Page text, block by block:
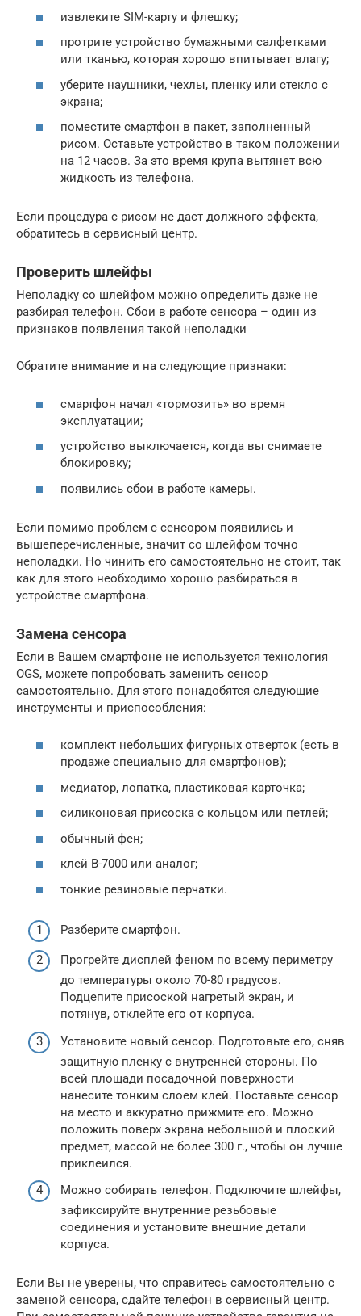
извлеките SIM-карту и флешку;
протрите устройство бумажными салфетками
или тканью, которая хорошо впитывает влагу;
уберите наушники, чехлы, пленку или стекло с
экрана;
поместите смартфон в пакет, заполненный
рисом. Оставьте устройство в таком положении
на 12 часов. За это время крупа вытянет всю
жидкость из телефона.
Если процедура с рисом не даст должного эффекта,
обратитесь в сервисный центр.
Проверить шлейфы
Неполадку со шлейфом можно определить даже не
разбирая телефон. Сбои в работе сенсора – один из
признаков появления такой неполадки
Обратите внимание и на следующие признаки:
смартфон начал «тормозить» во время
эксплуатации;
устройство выключается, когда вы снимаете
блокировку;
появились сбои в работе камеры.
Если помимо проблем с сенсором появились и
вышеперечисленные, значит со шлейфом точно
неполадки. Но чинить его самостоятельно не стоит, так
как для этого необходимо хорошо разбираться в
устройстве смартфона.
Замена сенсора
Если в Вашем смартфоне не используется технология
OGS, можете попробовать заменить сенсор
самостоятельно. Для этого понадобятся следующие
инструменты и приспособления:
комплект небольших фигурных отверток (есть в
продаже специально для смартфонов);
медиатор, лопатка, пластиковая карточка;
силиконовая присоска с кольцом или петлей;
обычный фен;
клей B-7000 или аналог;
тонкие резиновые перчатки.
Разберите смартфон.
Прогрейте дисплей феном по всему периметру
до температуры около 70-80 градусов.
Подцепите присоской нагретый экран, и
потянув, отклейте его от корпуса.
Установите новый сенсор. Подготовьте его, сняв
защитную пленку с внутренней стороны. По
всей площади посадочной поверхности
нанесите тонким слоем клей. Поставьте сенсор
на место и аккуратно прижмите его. Можно
положить поверх экрана небольшой и плоский
предмет, массой не более 300 г., чтобы он лучше
приклеился.
Можно собирать телефон. Подключите шлейфы,
зафиксируйте внутренние резьбовые
соединения и установите внешние детали
корпуса.
Если Вы не уверены, что справитесь самостоятельно с
заменой сенсора, сдайте телефон в сервисный центр.